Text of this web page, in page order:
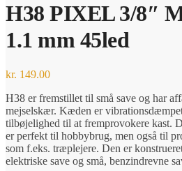
H38 PIXEL 3/8″
1.1 mm 45led
kr. 149.00
H38 er fremstillet til små save og har
mejselskær. Kæden er
tilbøjelighed til at fremprovokere kast.
er perfekt til hobbybrug, men også til
som f.eks. træplejere. Den er
elektriske save og små, benzindrevne